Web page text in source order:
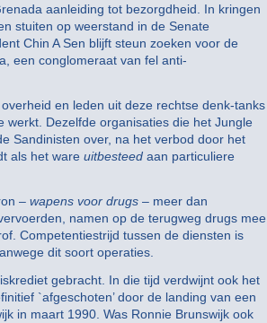
aanleiding tot bezorgdheid. In kringen
stuiten op weerstand in de Senate
Chin A Sen blijft steun zoeken voor de
een conglomeraat van fel anti-
en leden uit deze rechtse denk-tanks
Dezelfde organisaties die het Jungle
Sandinisten over, na het verbod door het
als het ware uitbesteed aan particuliere
– wapens voor drugs – meer dan
namen op de terugweg drugs mee
Competentiestrijd tussen de diensten is
dit soort operaties.
gebracht. In die tijd verdwijnt ook het
`afgeschoten’ door de landing van een
in maart 1990. Was Ronnie Brunswijk ook